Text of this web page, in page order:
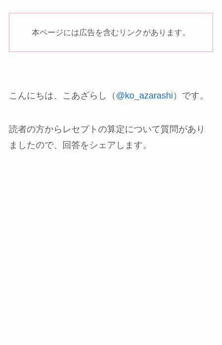
本ページには広告を含むリンクがあります。
こんにちは、こあざらし（ @ko_azarashi ）です。
読者の方からレセプトの算定について質問があり
ましたので、回答をシェアします。